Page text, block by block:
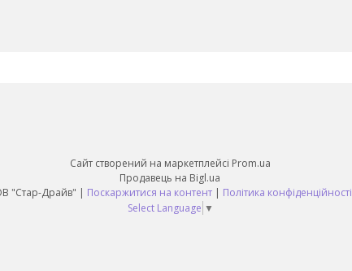
Сайт створений на маркетплейсі Prom.ua
Продавець на Bigl.ua
ТОВ "Стар-Драйв" | Поскаржитися на контент | Політика конфіденційності
Select Language ▼